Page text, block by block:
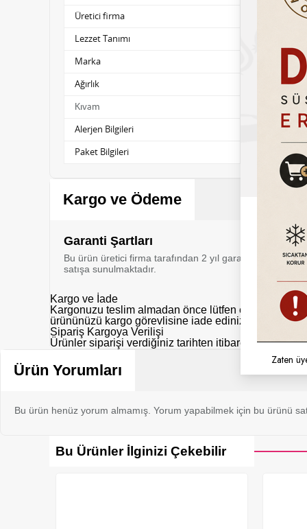
Üretici firma
Chocoworld
Lezzet Tanımı
Böğürtlen
Marka
Chocoworld
Ağırlık
Kıvam
Alerjen Bilgileri
Koruyucu
Paket Bilgileri
Plastik Teneke
Kargo ve Ödeme
Garanti Şartları
Bu ürün üretici firma tarafından 2 yıl garanti kapsamı
satışa sunulmaktadır.
Kargo ve İade
Kargonuzu teslim almadan önce lütfen eksik, hasarlı
ürününüzü kargo görevlisine iade ediniz.
Sipariş Kargoya Verilişi
Ürünler siparişi verdiğiniz tarihten itibaren aksi
Ürün Yorumları
Bu ürün henüz yorum almamış. Yorum yapabilmek için bu ürünü
Bu Ürünler İlginizi Çekebilir
Zaten